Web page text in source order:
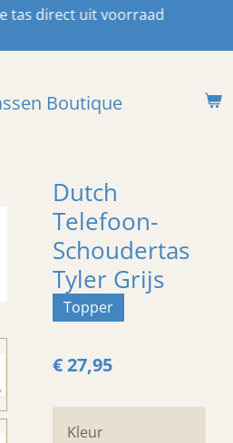
tas direct uit voorraad
Boutique
Dutch
Telefoon-
Schoudertas
Tyler Grijs
Topper
€ 27,95
Kleur